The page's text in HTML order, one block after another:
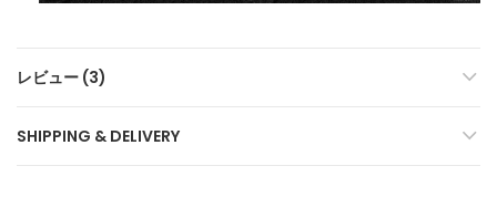
レビュー (3)
SHIPPING & DELIVERY